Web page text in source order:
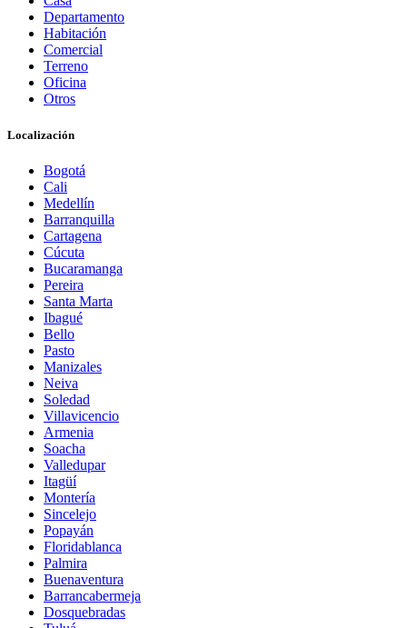
Departamento
Habitación
Comercial
Terreno
Oficina
Otros
Localización
Bogotá
Cali
Medellín
Barranquilla
Cartagena
Cúcuta
Bucaramanga
Pereira
Santa Marta
Ibagué
Bello
Pasto
Manizales
Neiva
Soledad
Villavicencio
Armenia
Soacha
Valledupar
Itagüí
Montería
Sincelejo
Popayán
Floridablanca
Palmira
Buenaventura
Barrancabermeja
Dosquebradas